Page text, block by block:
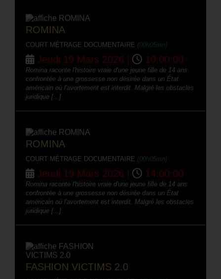
ROMINA
COURT MÉTRAGE DOCUMENTAIRE (00h05mn)
Jeudi 19 Mars 2026 | 10:00:00
Romina raconte l'histoire vraie d'une jeune fille de 14 ans
confrontée à une grossesse non désirée dans un État
américain où l'avortement est interdit. Malgré les obstacles
juridique [...]
ROMINA
COURT MÉTRAGE DOCUMENTAIRE (00h05mn)
Jeudi 19 Mars 2026 | 14:00:00
Romina raconte l'histoire vraie d'une jeune fille de 14 ans
confrontée à une grossesse non désirée dans un État
américain où l'avortement est interdit. Malgré les obstacles
juridique [...]
FASHION VICTIMS 2.0